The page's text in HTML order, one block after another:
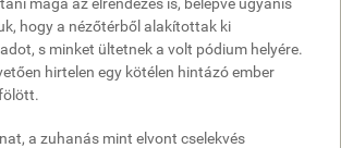
hogy a nézőtérből alakítottak ki
s minket ültetnek a volt pódium helyére.
hirtelen egy kötélen hintázó ember
a zuhanás mint elvont cselekvés